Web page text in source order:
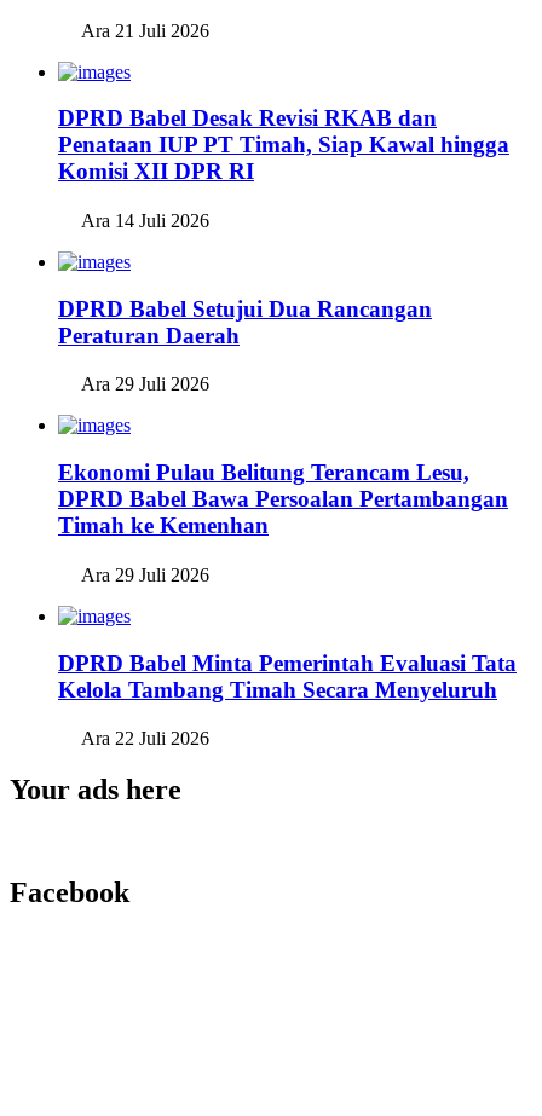
Ara 21 Juli 2026
DPRD Babel Desak Revisi RKAB dan
Penataan IUP PT Timah, Siap Kawal hingga
Komisi XII DPR RI
Ara 14 Juli 2026
DPRD Babel Setujui Dua Rancangan
Peraturan Daerah
Ara 29 Juli 2026
Ekonomi Pulau Belitung Terancam Lesu,
DPRD Babel Bawa Persoalan Pertambangan
Timah ke Kemenhan
Ara 29 Juli 2026
DPRD Babel Minta Pemerintah Evaluasi Tata
Kelola Tambang Timah Secara Menyeluruh
Ara 22 Juli 2026
Your ads here
Facebook